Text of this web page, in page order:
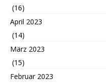
(16)
April 2023
(14)
März 2023
(15)
Februar 2023